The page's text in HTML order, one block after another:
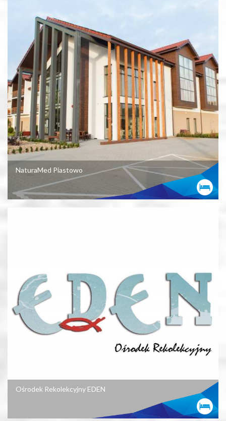
NaturaMed Piastowo
Ośrodek Rekolekcyjny EDEN